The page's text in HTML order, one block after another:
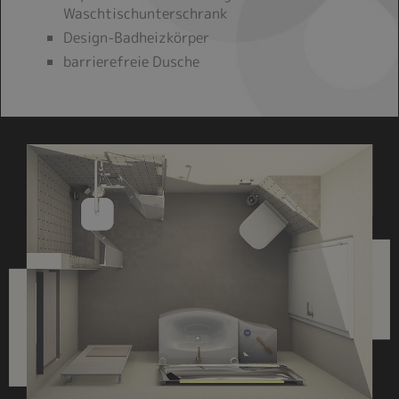
Waschtischunterschrank
Design-Badheizkörper
barrierefreie Dusche